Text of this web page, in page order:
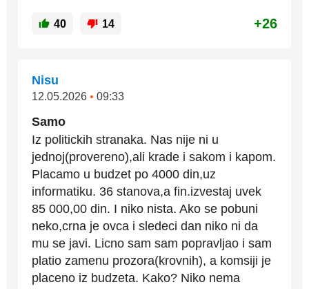
40 14 +26
Nisu
12.05.2026 • 09:33
Samo
Iz politickih stranaka. Nas nije ni u
jednoj(provereno),ali krade i sakom i kapom.
Placamo u budzet po 4000 din,uz
informatiku. 36 stanova,a fin.izvestaj uvek
85 000,00 din. I niko nista. Ako se pobuni
neko,crna je ovca i sledeci dan niko ni da
mu se javi. Licno sam sam popravljao i sam
platio zamenu prozora(krovnih), a komsiji je
placeno iz budzeta. Kako? Niko nema